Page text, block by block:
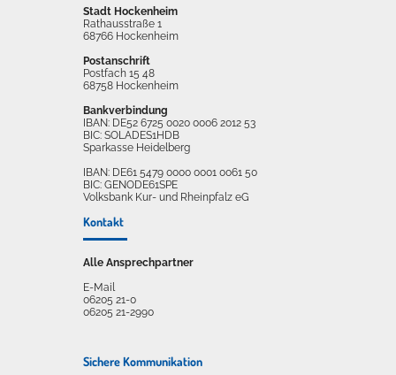
Stadt Hockenheim
Rathausstraße 1
68766 Hockenheim
Postanschrift
Postfach 15 48
68758 Hockenheim
Bankverbindung
IBAN: DE52 6725 0020 0006 2012 53
BIC: SOLADES1HDB
Sparkasse Heidelberg
IBAN: DE61 5479 0000 0001 0061 50
BIC: GENODE61SPE
Volksbank Kur- und Rheinpfalz eG
Kontakt
Alle Ansprechpartner
E-Mail
06205 21-0
06205 21-2990
Sichere Kommunikation